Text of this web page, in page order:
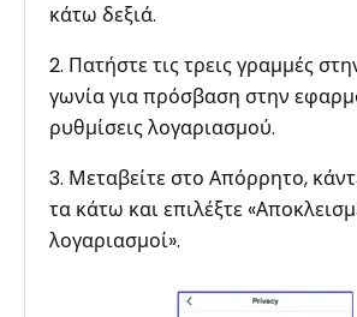
κάτω δεξιά.
2. Πατήστε τις τρεις γραμμές
γωνία για πρόσβαση στην
ρυθμίσεις λογαριασμού.
3. Μεταβείτε στο Απόρρητο,
τα κάτω και επιλέξτε
λογαριασμοί».